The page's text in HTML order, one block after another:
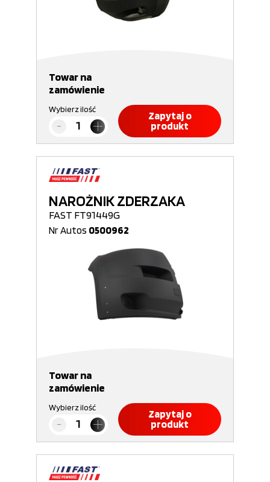
Towar na
zamówienie
Wybierz ilość
Zapytaj o
produkt
NAROŻNIK ZDERZAKA
FAST FT91449G
Nr Autos 0500962
Towar na
zamówienie
Wybierz ilość
Zapytaj o
produkt